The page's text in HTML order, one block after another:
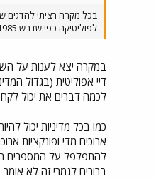
בכל מקרה רציתי להדגים
לפוליטיקה כפי שדרש Nuke1985
במקרה יצא לענות על
דיי אפוליטית (בגדול
לכמה דברים את יכול
כמו בכל מדיניות יכול
ארוכים מדי ופונקציות
להתפלפל על המספרים
ברורים לגמרי זה לא